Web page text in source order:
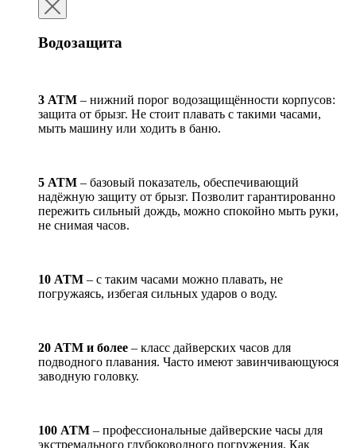
Водозащита
3 АТМ – нижний порог водозащищённости корпусов:
защита от брызг. Не стоит плавать с такими часами,
мыть машину или ходить в баню.
5 АТМ – базовый показатель, обеспечивающий
надёжную защиту от брызг. Позволит гарантированно
пережить сильный дождь, можно спокойно мыть руки,
не снимая часов.
10 АТМ – с таким часами можно плавать, не
погружаясь, избегая сильных ударов о воду.
20 АТМ и более – класс дайверских часов для
подводного плавания. Часто имеют завинчивающуюся
заводную головку.
100 АТМ – профессиональные дайверские часы для
экстремального глубоководного погружения. Как